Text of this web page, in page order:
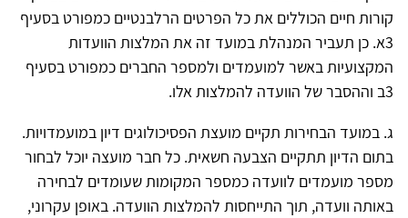
קורות חיים הכוללים את כל הפרטים הרלבנטיים כמפורט בסעיף
3א. כן תעביר המנהלת במועד זה את המלצות הוועדות
המקצועיות באשר למועמדים ולמספר החברים כמפורט בסעיף
3ב וההסבר של הוועדה להמלצות אלו.
ג. במועד הבחירות תקיים מועצת הפסיכולוגים דיון במועמדויות.
בתום הדיון תתקיים הצבעה חשאית. כל חבר מועצה יוכל לבחור
מספר מועמדים לוועדה כמספר המקומות שעומדים לבחירה
באותה וועדה, תוך התייחסות להמלצות הוועדה. באופן עקרוני,